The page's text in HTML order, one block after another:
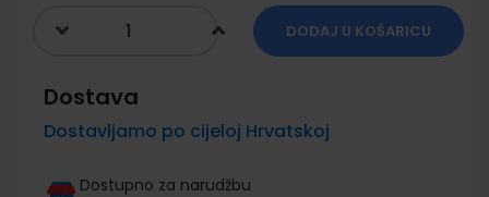
DODAJ U KOŠARICU
Dostava
Dostavljamo po cijeloj Hrvatskoj
Dostupno za narudžbu